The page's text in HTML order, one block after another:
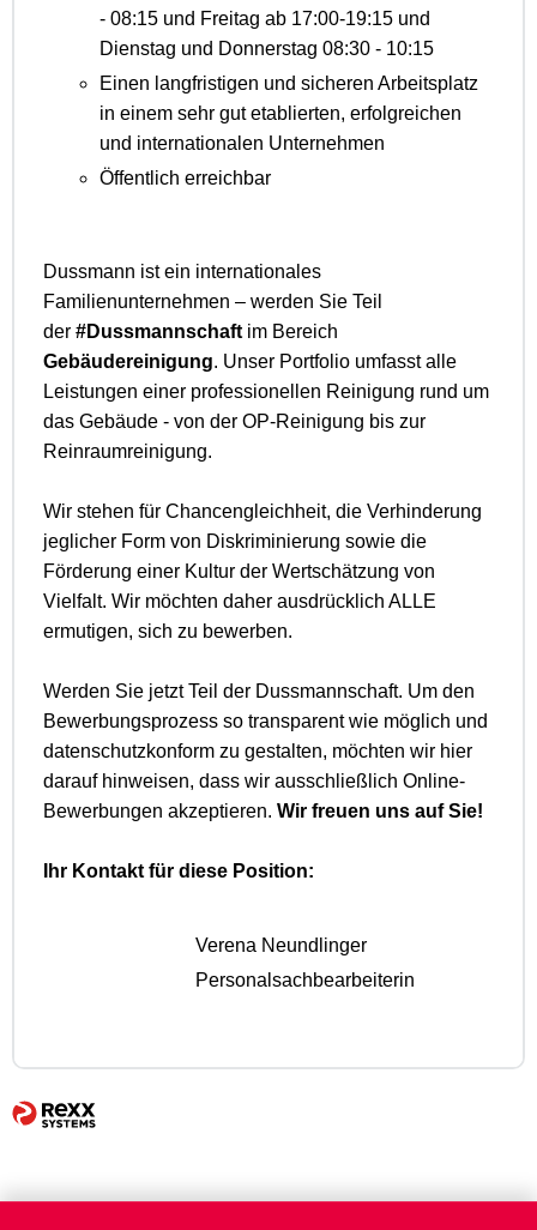
- 08:15 und Freitag ab 17:00-19:15 und
Dienstag und Donnerstag 08:30 - 10:15
Einen langfristigen und sicheren Arbeitsplatz
in einem sehr gut etablierten, erfolgreichen
und internationalen Unternehmen
Öffentlich erreichbar
Dussmann ist ein internationales
Familienunternehmen – werden Sie Teil
der #Dussmannschaft im Bereich
Gebäudereinigung. Unser Portfolio umfasst alle
Leistungen einer professionellen Reinigung rund um
das Gebäude - von der OP-Reinigung bis zur
Reinraumreinigung.
Wir stehen für Chancengleichheit, die Verhinderung
jeglicher Form von Diskriminierung sowie die
Förderung einer Kultur der Wertschätzung von
Vielfalt. Wir möchten daher ausdrücklich ALLE
ermutigen, sich zu bewerben.
Werden Sie jetzt Teil der Dussmannschaft. Um den
Bewerbungsprozess so transparent wie möglich und
datenschutzkonform zu gestalten, möchten wir hier
darauf hinweisen, dass wir ausschließlich Online-
Bewerbungen akzeptieren. Wir freuen uns auf Sie!
Ihr Kontakt für diese Position:
Verena Neundlinger
Personalsachbearbeiterin